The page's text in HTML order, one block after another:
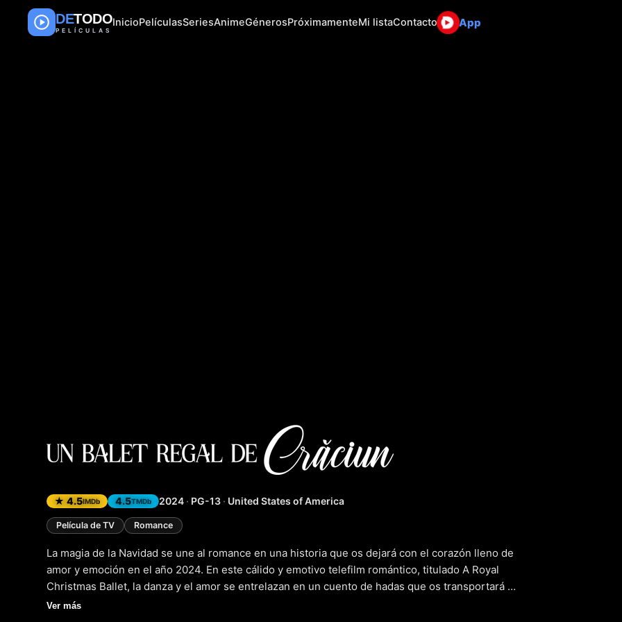
DETODO
PELÍCULAS
InicioPelículasSeriesAnimeGénerosPróximamenteMi listaContacto App
A Royal Christmas
★ 4.5IMDb 4.5TMDb 2024 · PG-13 · United States of America
Película de TV Romance
La magia de la Navidad se une al romance en una historia que os dejará con el corazón lleno de
amor y emoción en el año 2024. En este cálido y emotivo telefilm romántico, titulado A Royal
Christmas Ballet, la danza y el amor se entrelazan en un cuento de hadas que os transportará a
un mundo de fantasía y pasión. Con un toque de cine sentimental y una pizca de comedia ligera,
Ver más